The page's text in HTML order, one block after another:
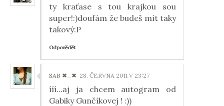
ty kraťase s tou krajkou sou
super!:)doufám že budeš mít taky
takový:P
Odpovědět
SAB ✖_✖ 28. ČERVNA 2011 V 23:27
ííí...aj ja chcem autogram od
Gabiky Gunčíkovej ! :))